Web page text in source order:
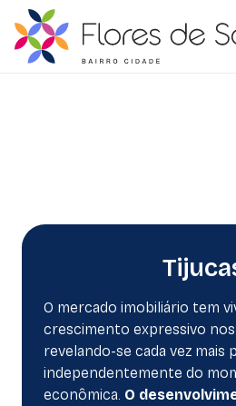
O mercado imobiliário tem
crescimento expressivo nos
revelando-se cada vez mais
independentemente do
econômica. O